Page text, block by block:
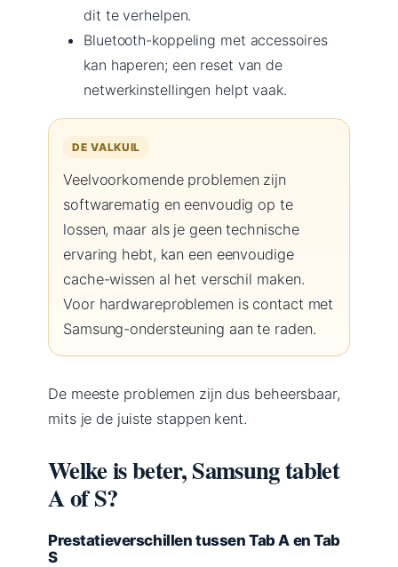
dit te verhelpen.
Bluetooth-koppeling met accessoires
kan haperen; een reset van de
netwerkinstellingen helpt vaak.
DE VALKUIL
Veelvoorkomende problemen zijn
softwarematig en eenvoudig op te
lossen, maar als je geen technische
ervaring hebt, kan een eenvoudige
cache-wissen al het verschil maken.
Voor hardwareproblemen is contact met
Samsung-ondersteuning aan te raden.
De meeste problemen zijn dus beheersbaar,
mits je de juiste stappen kent.
Welke is beter, Samsung tablet
A of S?
Prestatieverschillen tussen Tab A en Tab
S